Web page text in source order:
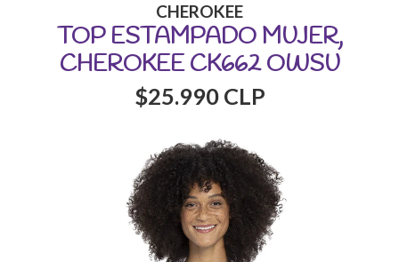
CHEROKEE
TOP ESTAMPADO MUJER,
CHEROKEE CK662 OWSU
$25.990 CLP